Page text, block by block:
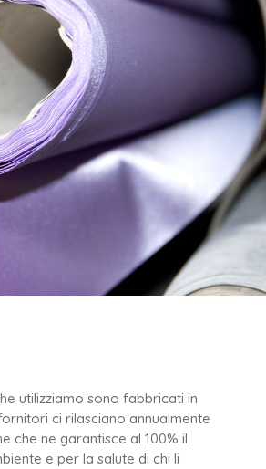
utilizziamo sono fabbricati in
ci rilasciano annualmente
che ne garantisce al 100% il
e per la salute di chi li